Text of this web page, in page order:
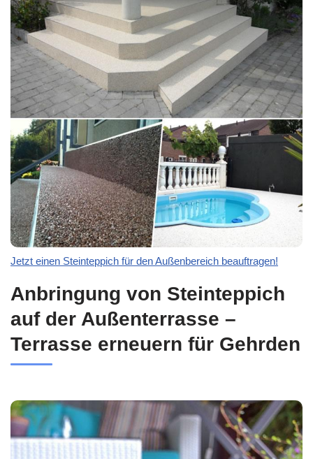
Jetzt einen Steinteppich für den Außenbereich beauftragen!
Anbringung von Steinteppich
auf der Außenterrasse –
Terrasse erneuern für Gehrden